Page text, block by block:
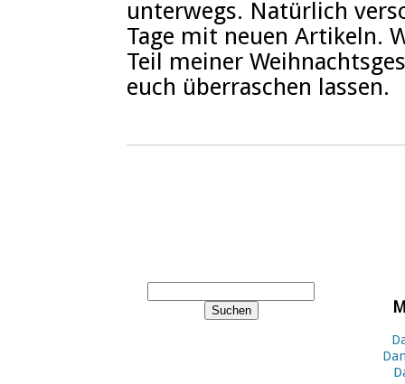
unterwegs. Natürlich
Tage mit neuen Artikeln.
Teil meiner
euch überraschen lassen.